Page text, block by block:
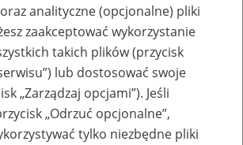
analityczne (opcjonalne) pliki
zaakceptować wykorzystanie
takich plików (przycisk
lub dostosować swoje
„Zarządzaj opcjami”). Jeśli
„Odrzuć opcjonalne”,
tylko niezbędne pliki